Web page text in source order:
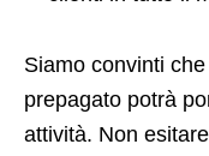
Siamo convinti
prepagato potrà
attività. Non